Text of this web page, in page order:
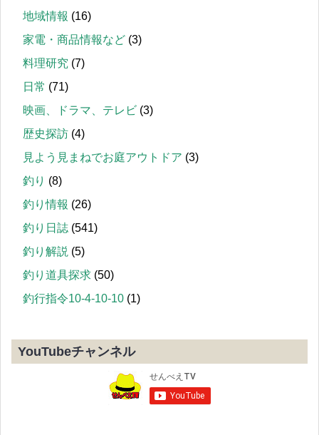
地域情報 (16)
家電・商品情報など (3)
料理研究 (7)
日常 (71)
映画、ドラマ、テレビ (3)
歴史探訪 (4)
見よう見まねでお庭アウトドア (3)
釣り (8)
釣り情報 (26)
釣り日誌 (541)
釣り解説 (5)
釣り道具探求 (50)
釣行指令10-4-10-10 (1)
YouTubeチャンネル